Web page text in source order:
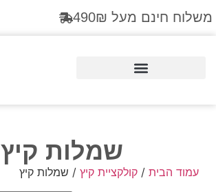
משלוח חינם מעל 490₪
שמלות קיץ
עמוד הבית / קולקציית קיץ / שמלות קיץ